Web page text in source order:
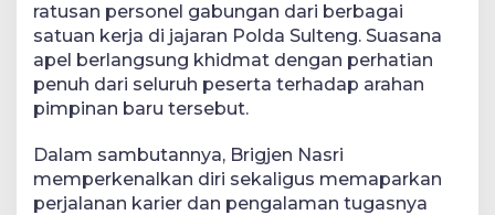
ratusan personel gabungan dari berbagai
satuan kerja di jajaran Polda Sulteng. Suasana
apel berlangsung khidmat dengan perhatian
penuh dari seluruh peserta terhadap arahan
pimpinan baru tersebut.
Dalam sambutannya, Brigjen Nasri
memperkenalkan diri sekaligus memaparkan
perjalanan karier dan pengalaman tugasnya